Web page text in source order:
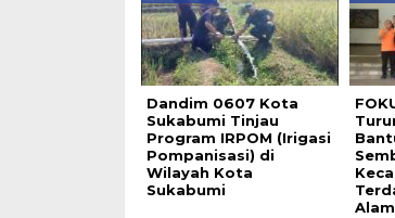
Dandim 0607 Kota
Sukabumi Tinjau
Program IRPOM (Irigasi
Pompanisasi) di
Wilayah Kota
Sukabumi
Alam